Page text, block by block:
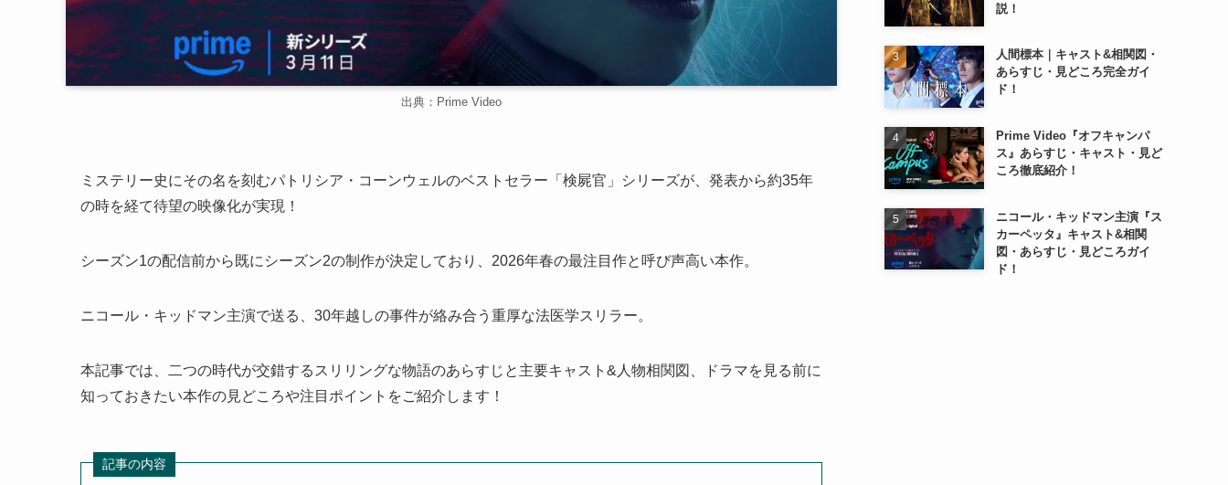
出典：Prime Video
ミステリー史にその名を刻むパトリシア・コーンウェルのベストセラー「検屍官」シリーズが、発表から約35年
の時を経て待望の映像化が実現！
シーズン1の配信前から既にシーズン2の制作が決定しており、2026年春の最注目作と呼び声高い本作。
ニコール・キッドマン主演で送る、30年越しの事件が絡み合う重厚な法医学スリラー。
本記事では、二つの時代が交錯するスリリングな物語のあらすじと主要キャスト&人物相関図、ドラマを見る前に
知っておきたい本作の見どころや注目ポイントをご紹介します！
記事の内容
説！
人間標本｜キャスト&相関図・
あらすじ・見どころ完全ガイ
ド！
Prime Video『オフキャンパ
ス』あらすじ・キャスト・見ど
ころ徹底紹介！
ニコール・キッドマン主演『ス
カーペッタ』キャスト&相関
図・あらすじ・見どころガイ
ド！